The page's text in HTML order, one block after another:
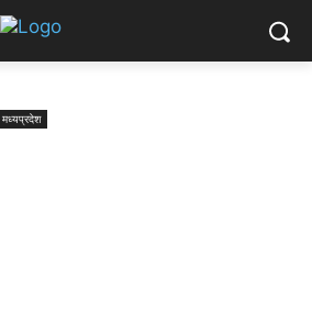
मध्यप्रदेश